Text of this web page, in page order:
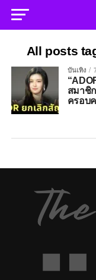
All posts
บันเทิง
สมาชิ
ครอบ